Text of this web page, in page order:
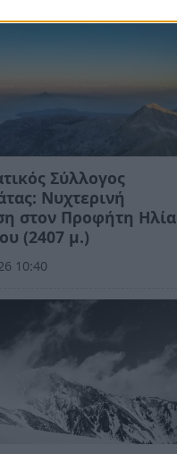
Σύλλογος
Νυχτερινή
στον Προφήτη Ηλία
(2407 μ.)
10:40